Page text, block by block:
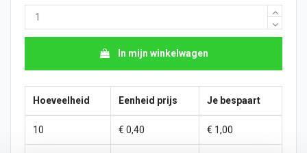
In mijn winkelwagen
Hoeveelheid Eenheid prijs Je bespaart
10 € 0,40 € 1,00